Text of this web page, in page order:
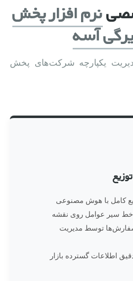
نرم افزار پخش
آسه
یکپارچه شرکت‌های پخش
کامل با هوش مصنوعی
سیر عوامل روی نقشه
توسط مدیریت
اطلاعات گسترده بازار